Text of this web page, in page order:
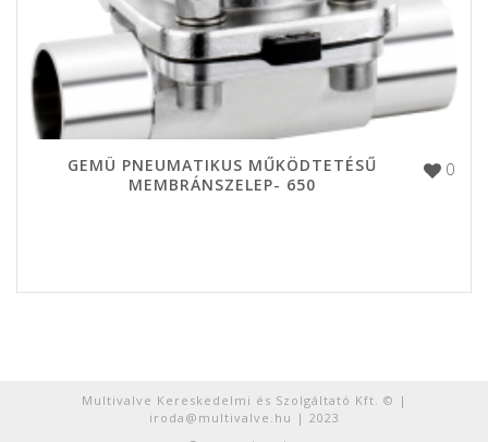
0
GEMÜ PNEUMATIKUS MŰKÖDTETÉSŰ
MEMBRÁNSZELEP- 650
Multivalve Kereskedelmi és Szolgáltató Kft. © |
iroda@multivalve.hu | 2023